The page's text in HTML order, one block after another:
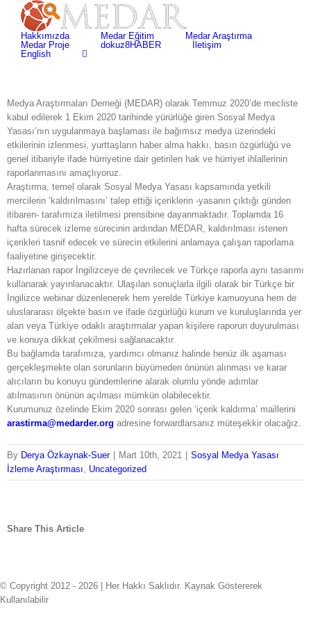
content
Search
for:
Hakkımızda Medar Eğitim
Medar Araştırma
Medar Proje
dokuz8HABER
İletişim
English
Medya Araştırmaları Derneği (MEDAR) olarak Temmuz 2020’de mecliste
kabul edilerek 1 Ekim 2020 tarihinde yürürlüğe giren Sosyal Medya
Yasası’nın uygulanmaya başlaması ile bağımsız medya üzerindeki
etkilerinin izlenmesi, yurttaşların haber alma hakkı, basın özgürlüğü ve
genel itibariyle ifade hürriyetine dair getirilen hak ve hürriyet ihlallerinin
raporlanmasını amaçlıyoruz.
Araştırma, temel olarak Sosyal Medya Yasası kapsamında yetkili
mercilerin ‘kaldırılmasını’ talep ettiği içeriklerin -yasanın çıktığı günden
itibaren- tarafımıza iletilmesi prensibine dayanmaktadır. Toplamda 16
hafta sürecek izleme sürecinin ardından MEDAR, kaldırılması istenen
içerikleri tasnif edecek ve sürecin etkilerini anlamaya çalışan raporlama
faaliyetine girişecektir.
Hazırlanan rapor İngilizceye de çevrilecek ve Türkçe raporla aynı tasarımı
kullanarak yayınlanacaktır. Ulaşılan sonuçlarla ilgili olarak bir Türkçe bir
İngilizce webinar düzenlenerek hem yerelde Türkiye kamuoyuna hem de
uluslararası ölçekte basın ve ifade özgürlüğü kurum ve kuruluşlarında yer
alan veya Türkiye odaklı araştırmalar yapan kişilere raporun duyurulması
ve konuya dikkat çekilmesi sağlanacaktır.
Bu bağlamda tarafımıza, yardımcı olmanız halinde henüz ilk aşaması
gerçekleşmekte olan sorunların büyümeden önünün alınması ve karar
alıcıların bu konuyu gündemlerine alarak olumlu yönde adımlar
atılmasının önünün açılması mümkün olabilecektir.
Kurumunuz özelinde Ekim 2020 sonrası gelen ‘içerik kaldırma’ maillerini
arastirma@medarder.org adresine forwardlarsanız müteşekkir olacağız.
By Derya Özkaynak-Suer Mart 10th, 2021
Sosyal Medya Yasası
İzleme Araştırması, Uncategorized
Share This Article
© Copyright 2012 - 2026 | Her Hakkı Saklıdır. Kaynak Göstererek
Kullanılabilir